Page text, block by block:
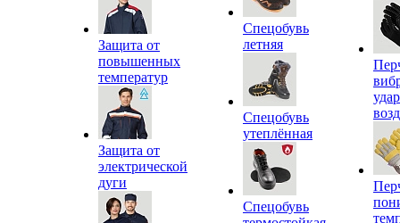
Защита от
повышенных
температур
Защита от
электрической
дуги
Спецобувь
летняя
Спецобувь
утеплённая
Спецобувь